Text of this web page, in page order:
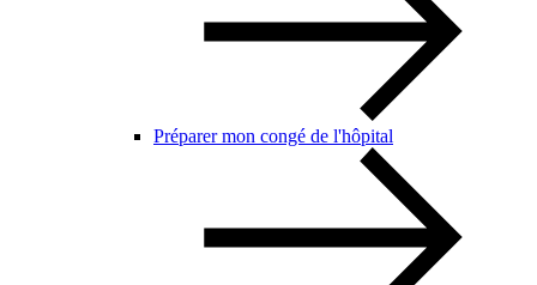
Préparer mon congé de l'hôpital